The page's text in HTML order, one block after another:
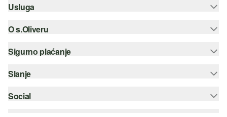
Usluga
Pomoć i česta pitanja
Savjetovanje o veličinama
Odjeća
O s.Oliveru
Newsletter
Sigurno plaćanje
Kreditna kartica
Slanje
Hrvatska pošta
Social